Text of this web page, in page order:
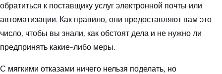
обратиться к поставщику услуг электронной почты или
автоматизации. Как правило, они предоставляют вам это
число, чтобы вы знали, как обстоят дела и не нужно ли
предпринять какие-либо меры.
С мягкими отказами ничего нельзя поделать, но